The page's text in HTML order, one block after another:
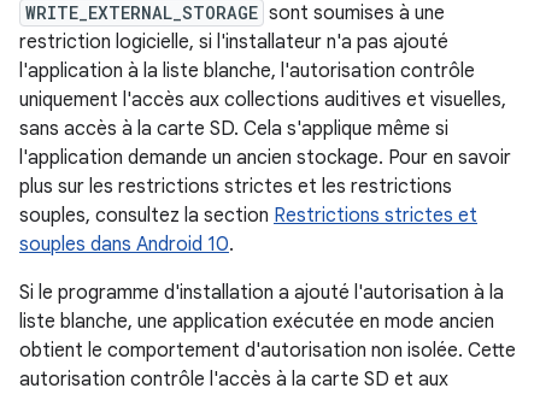
WRITE_EXTERNAL_STORAGE sont soumises à une
restriction logicielle, si l'installateur n'a pas ajouté
l'application à la liste blanche, l'autorisation contrôle
uniquement l'accès aux collections auditives et visuelles,
sans accès à la carte SD. Cela s'applique même si
l'application demande un ancien stockage. Pour en savoir
plus sur les restrictions strictes et les restrictions
souples, consultez la section Restrictions strictes et
souples dans Android 10.
Si le programme d'installation a ajouté l'autorisation à la
liste blanche, une application exécutée en mode ancien
obtient le comportement d'autorisation non isolée. Cette
autorisation contrôle l'accès à la carte SD et aux